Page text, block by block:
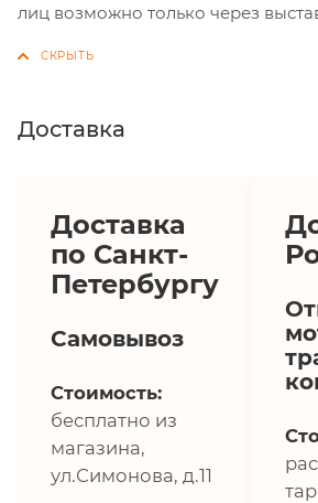
лиц возможно только через
Доставка
Доставка
по Санкт-
Петербургу
Самовывоз
Стоимость:
бесплатно из
магазина,
ул.Симонова, д.11